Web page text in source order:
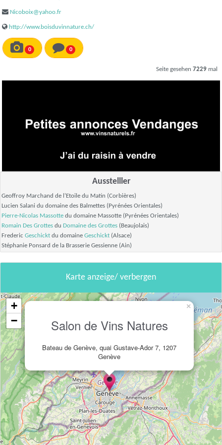
Nicoboix@yahoo.fr
http://www.boisduvinnature.ch/
0 0
Seite gesehen 7229 mal
Ausstelller
Geoffroy Marchand de l’Etoile du Matin (Corbières)
Lucien Salani du domaine des Balmettes (Pyrénées Orientales)
Pierre-Nicolas Massotte du domaine Massotte (Pyrénées Orientales)
Romain Des Grottes du Domaine des Grottes (Beaujolais)
Frederic Geschickt du domaine Geschickt (Alsace)
Stéphanie Ponsard de la Brasserie Gessienne (Ain)
Karte anzeige/ verbergen
Salon de Vins Natures
Bateau de Genève, quai Gustave-Ador 7, 1207
Genève
×
+
−